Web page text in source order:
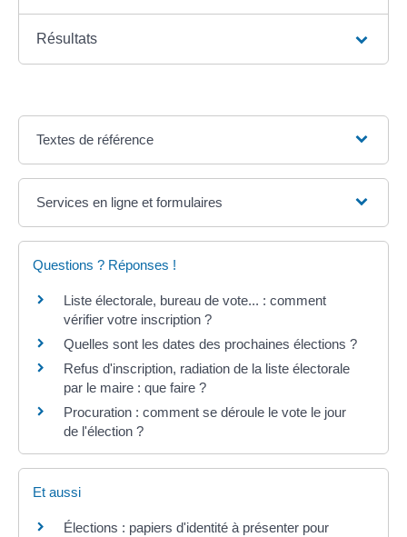
Résultats
Textes de référence
Services en ligne et formulaires
Questions ? Réponses !
Liste électorale, bureau de vote... : comment
vérifier votre inscription ?
Quelles sont les dates des prochaines élections ?
Refus d'inscription, radiation de la liste électorale
par le maire : que faire ?
Procuration : comment se déroule le vote le jour
de l'élection ?
Et aussi
Élections : papiers d'identité à présenter pour